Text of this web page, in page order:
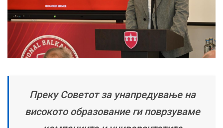
Преку Советот за унапредување на
високото образование ги поврзуваме